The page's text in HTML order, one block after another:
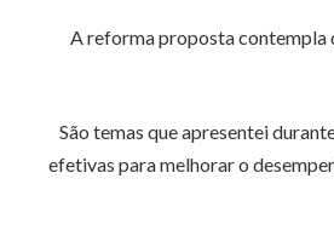
A reforma proposta contempla
São temas que apresentei
efetivas para melhorar o